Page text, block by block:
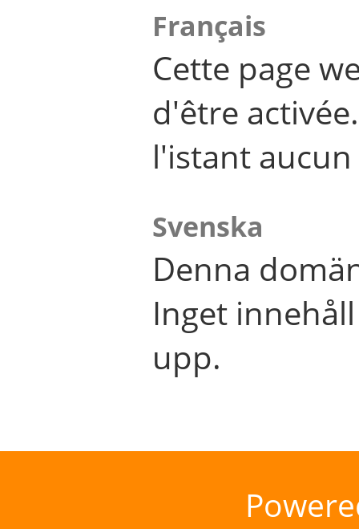
Français
Cette page
d'être
l'istant
Svenska
Denna
Inget
upp.